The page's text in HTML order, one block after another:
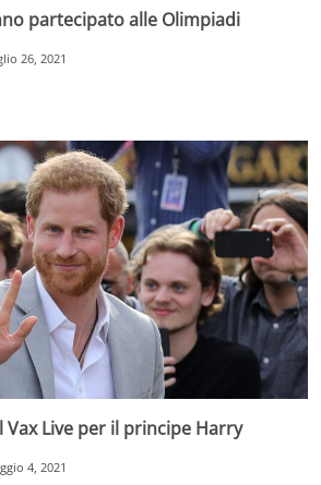
partecipato alle Olimpiadi
26, 2021
Live per il principe Harry
4, 2021